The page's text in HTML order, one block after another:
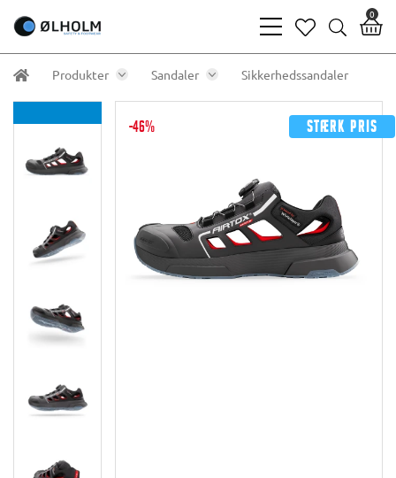
bars
light
heart
search
0
Produkter Sandaler Sikkerhedssandaler
-46% Stærk pris